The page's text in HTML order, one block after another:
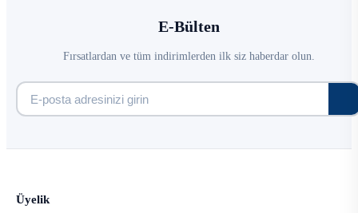
E-Bülten
Fırsatlardan ve tüm indirimlerden ilk siz haberdar olun.
Üyelik